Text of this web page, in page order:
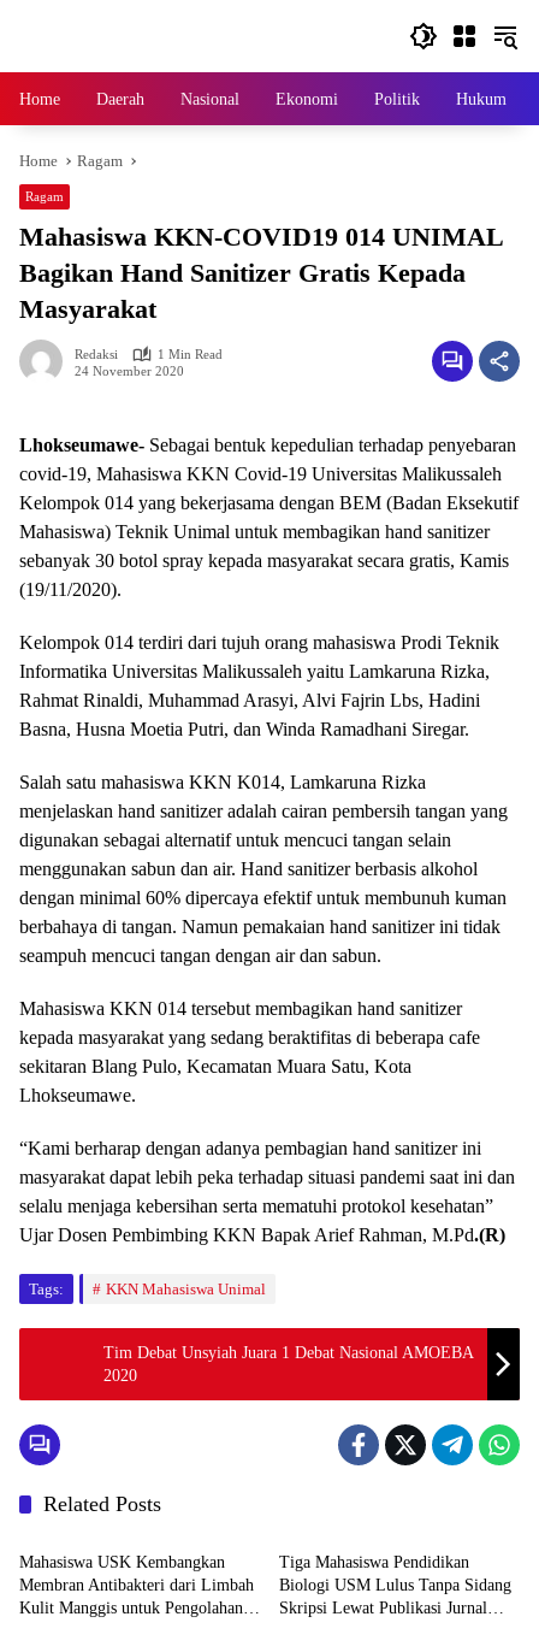
Home Daerah Nasional Ekonomi Politik Hukum
Home Ragam
Ragam
Mahasiswa KKN-COVID19 014 UNIMAL
Bagikan Hand Sanitizer Gratis Kepada
Masyarakat
Redaksi
1 Min Read
24 November 2020
Lhokseumawe- Sebagai bentuk kepedulian terhadap penyebaran
covid-19, Mahasiswa KKN Covid-19 Universitas Malikussaleh
Kelompok 014 yang bekerjasama dengan BEM (Badan Eksekutif
Mahasiswa) Teknik Unimal untuk membagikan hand sanitizer
sebanyak 30 botol spray kepada masyarakat secara gratis, Kamis
(19/11/2020).
Kelompok 014 terdiri dari tujuh orang mahasiswa Prodi Teknik
Informatika Universitas Malikussaleh yaitu Lamkaruna Rizka,
Rahmat Rinaldi, Muhammad Arasyi, Alvi Fajrin Lbs, Hadini
Basna, Husna Moetia Putri, dan Winda Ramadhani Siregar.
Salah satu mahasiswa KKN K014, Lamkaruna Rizka
menjelaskan hand sanitizer adalah cairan pembersih tangan yang
digunakan sebagai alternatif untuk mencuci tangan selain
menggunakan sabun dan air. Hand sanitizer berbasis alkohol
dengan minimal 60% dipercaya efektif untuk membunuh kuman
berbahaya di tangan. Namun pemakaian hand sanitizer ini tidak
seampuh mencuci tangan dengan air dan sabun.
Mahasiswa KKN 014 tersebut membagikan hand sanitizer
kepada masyarakat yang sedang beraktifitas di beberapa cafe
sekitaran Blang Pulo, Kecamatan Muara Satu, Kota
Lhokseumawe.
“Kami berharap dengan adanya pembagian hand sanitizer ini
masyarakat dapat lebih peka terhadap situasi pandemi saat ini dan
selalu menjaga kebersihan serta mematuhi protokol kesehatan”
Ujar Dosen Pembimbing KKN Bapak Arief Rahman, M.Pd.(R)
Tags: KKN Mahasiswa Unimal
Tim Debat Unsyiah Juara 1 Debat Nasional AMOEBA
2020
Related Posts
Headline
Mahasiswa USK Kembangkan
Membran Antibakteri dari Limbah
Kulit Manggis untuk Pengolahan
Tiga Mahasiswa Pendidikan
Biologi USM Lulus Tanpa Sidang
Skripsi Lewat Publikasi Jurnal
Headline Headline